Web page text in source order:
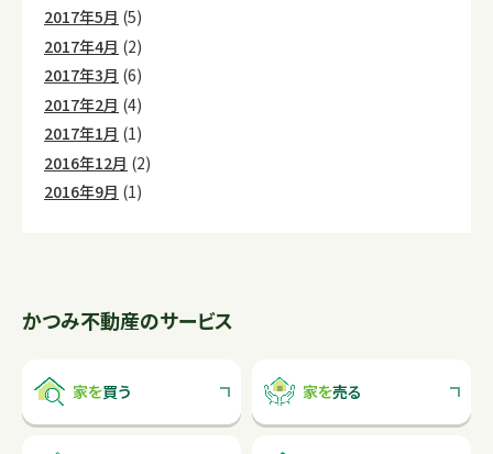
2017年5月 (5)
2017年4月 (2)
2017年3月 (6)
2017年2月 (4)
2017年1月 (1)
2016年12月 (2)
2016年9月 (1)
かつみ不動産のサービス
家を買う 家を売る